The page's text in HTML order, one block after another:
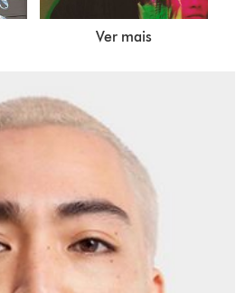
Ver mais